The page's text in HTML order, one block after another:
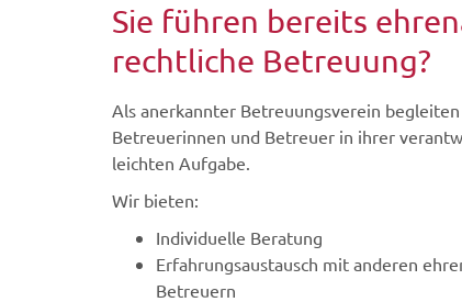
Sie führen bereits
rechtliche Betreuung?
Als anerkannter Betreuungsverein
Betreuerinnen und Betreuer in ihrer
leichten Aufgabe.
Wir bieten:
Individuelle Beratung
Erfahrungsaustausch mit anderen
Betreuern